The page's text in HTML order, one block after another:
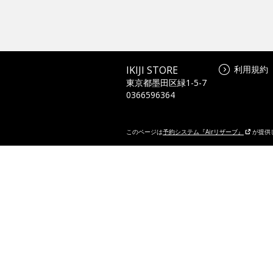
IKIJI STORE
東京都墨田区緑1-5-7
0366596364
利用規約
このページは予約システム『Airリザーブ』 が提供